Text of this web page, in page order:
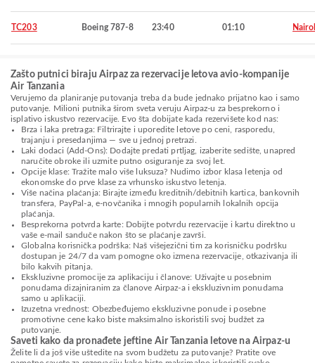
TC203 Boeing 787-8 23:40 01:10
Zašto putnici biraju Airpaz za rezervacije letova avio-kompanije
Air Tanzania
Verujemo da planiranje putovanja treba da bude jednako prijatno kao i samo
putovanje. Milioni putnika širom sveta veruju Airpaz-u za besprekorno i
isplativo iskustvo rezervacije. Evo šta dobijate kada rezervišete kod nas:
Brza i laka pretraga: Filtrirajte i uporedite letove po ceni, rasporedu,
trajanju i presedanjima — sve u jednoj pretrazi.
Laki dodaci (Add-Ons): Dodajte predati prtljag, izaberite sedište, unapred
naručite obroke ili uzmite putno osiguranje za svoj let.
Opcije klase: Tražite malo više luksuza? Nudimo izbor klasa letenja od
ekonomske do prve klase za vrhunsko iskustvo letenja.
Više načina plaćanja: Birajte između kreditnih/debitnih kartica, bankovnih
transfera, PayPal-a, e-novčanika i mnogih popularnih lokalnih opcija
plaćanja.
Besprekorna potvrda karte: Dobijte potvrdu rezervacije i kartu direktno u
vaše e-mail sanduče nakon što se plaćanje završi.
Globalna korisnička podrška: Naš višejezični tim za korisničku podršku
dostupan je 24/7 da vam pomogne oko izmena rezervacije, otkazivanja ili
bilo kakvih pitanja.
Ekskluzivne promocije za aplikaciju i članove: Uživajte u posebnim
ponudama dizajniranim za članove Airpaz-a i ekskluzivnim ponudama
samo u aplikaciji.
Izuzetna vrednost: Obezbeđujemo ekskluzivne ponude i posebne
promotivne cene kako biste maksimalno iskoristili svoj budžet za
putovanje.
Saveti kako da pronađete jeftine Air Tanzania letove na Airpaz-u
Želite li da još više uštedite na svom budžetu za putovanje? Pratite ove